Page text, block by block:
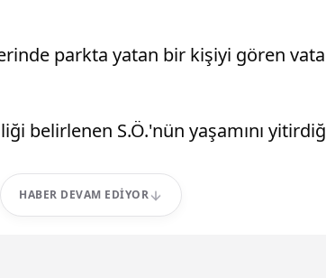
parkta yatan bir kişiyi gören
belirlenen S.Ö.'nün yaşamını
HABER DEVAM EDIYOR